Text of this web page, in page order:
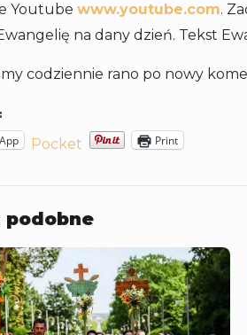
Youtube www.youtube.com.
na dany dzień. Tekst
codziennie rano po nowy
Pocket Print
podobne